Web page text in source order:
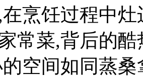
在烹饪过程中
常菜,背后的
空间如同蒸